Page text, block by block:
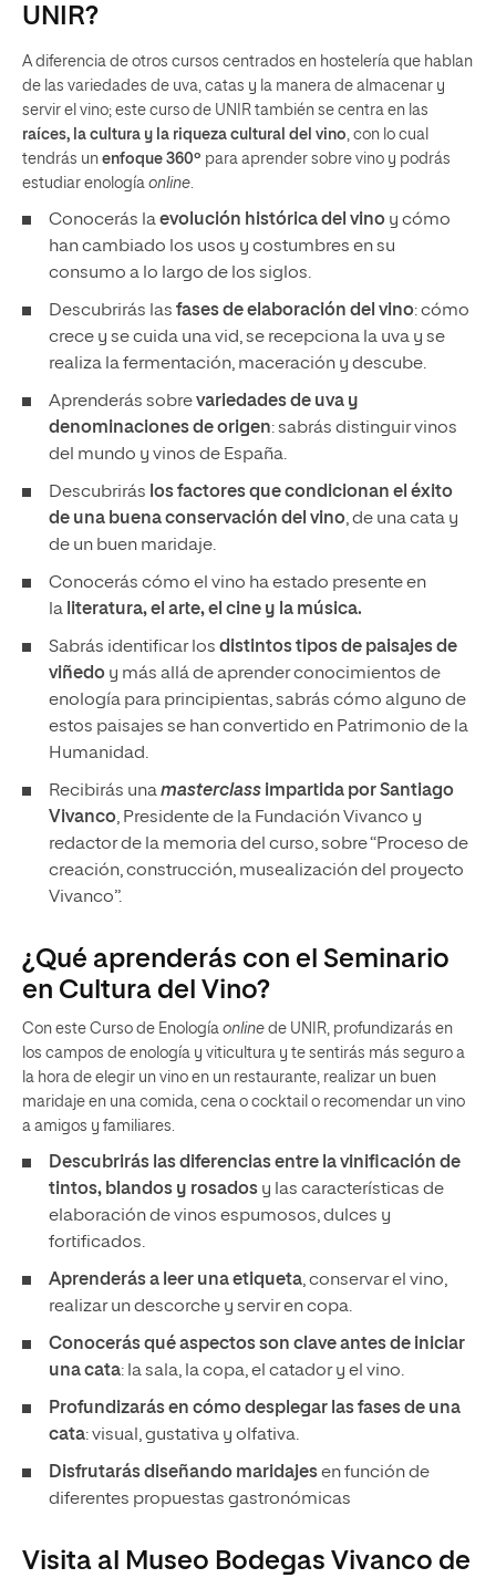
UNIR?
A diferencia de otros cursos centrados en hostelería que hablan
de las variedades de uva, catas y la manera de almacenar y
servir el vino; este curso de UNIR también se centra en las
raíces, la cultura y la riqueza cultural del vino, con lo cual
tendrás un enfoque 360º para aprender sobre vino y podrás
estudiar enología online.
Conocerás laevolución histórica del vino y cómo
han cambiado los usos y costumbres en su
consumo a lo largo de los siglos.
Descubrirás las fases de elaboración del vino: cómo
crece y se cuida una vid, se recepciona la uva y se
realiza la fermentación, maceración y descube.
Aprenderás sobrevariedades de uva y
denominaciones de origen: sabrás distinguir vinos
del mundo y vinos de España.
Descubrirás los factores que condicionan el éxito
de una buena conservación del vino, de una cata y
de un buen maridaje.
Conocerás cómo el vino ha estado presente en
la literatura, el arte, el cine y la música.
Sabrás identificar los distintos tipos de paisajes de
viñedo y más allá de aprender conocimientos de
enología para principientas, sabrás cómo alguno de
estos paisajes se han convertido en Patrimonio de la
Humanidad.
Recibirás unamasterclass impartida por Santiago
Vivanco, Presidente de la Fundación Vivanco y
redactor de la memoria del curso, sobre “Proceso de
creación, construcción, musealización del proyecto
Vivanco”.
¿Qué aprenderás con el Seminario
en Cultura del Vino?
Con este Curso de Enología online de UNIR, profundizarás en
los campos de enología y viticultura y te sentirás más seguro a
la hora de elegir un vino en un restaurante, realizar un buen
maridaje en una comida, cena o cocktail o recomendar un vino
a amigos y familiares.
Descubrirás las diferencias entre la vinificación de
tintos, blandos y rosados y las características de
elaboración de vinos espumosos, dulces y
fortificados.
Aprenderás a leer una etiqueta, conservar el vino,
realizar un descorche y servir en copa.
Conocerás qué aspectos son clave antes de iniciar
una cata: la sala, la copa, el catador y el vino.
Profundizarás en cómo desplegar las fases de una
cata: visual, gustativa y olfativa.
Disfrutarás diseñando maridajesen función de
diferentes propuestas gastronómicas
Visita al Museo Bodegas Vivanco de